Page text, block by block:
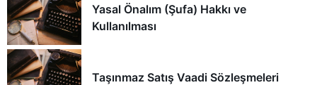
Yasal Önalım (Şufa) Hakkı ve
Kullanılması
Taşınmaz Satış Vaadi Sözleşmeleri